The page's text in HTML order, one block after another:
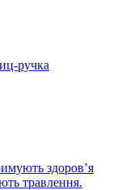
ручка
здоров’я
травлення.